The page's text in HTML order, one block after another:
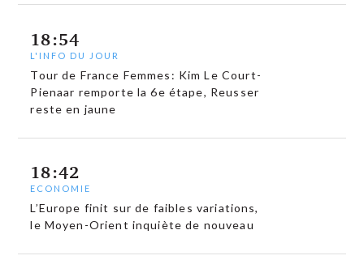
18:54
L'INFO DU JOUR
Tour de France Femmes: Kim Le Court-
Pienaar remporte la 6e étape, Reusser
reste en jaune
18:42
ECONOMIE
L’Europe finit sur de faibles variations,
le Moyen-Orient inquiète de nouveau